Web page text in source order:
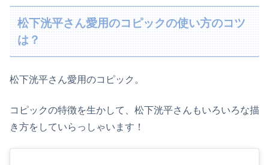
松下洸平さん愛用のコピックの使い方のコツ
は？
松下洸平さん愛用のコピック。
コピックの特徴を生かして、松下洸平さんもいろいろな描
き方をしていらっしゃいます！